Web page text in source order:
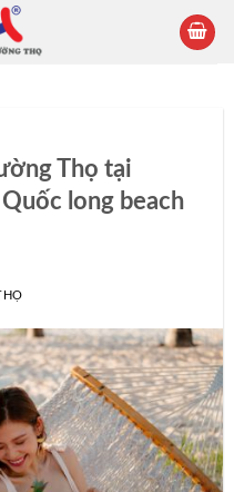
Thọ tại
long beach